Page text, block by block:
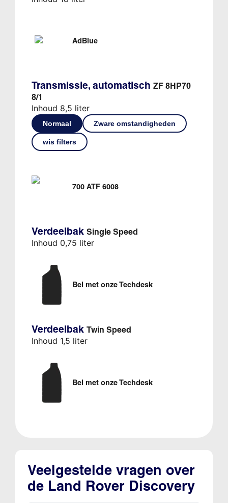
AdBlue
Transmissie, automatisch ZF 8HP70
8/1
Inhoud 8,5 liter
Normaal Zware omstandigheden
wis filters
700 ATF 6008
Verdeelbak Single Speed
Inhoud 0,75 liter
Bel met onze Techdesk
Verdeelbak Twin Speed
Inhoud 1,5 liter
Bel met onze Techdesk
Veelgestelde vragen over
de Land Rover Discovery